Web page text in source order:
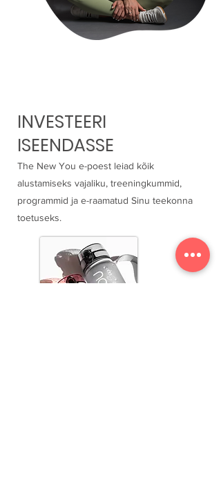
INVESTEERI
ISEENDASSE
The New You e-poest leiad kõik
alustamiseks vajaliku, treeningkummid,
programmid ja e-raamatud Sinu teekonna
toetuseks.